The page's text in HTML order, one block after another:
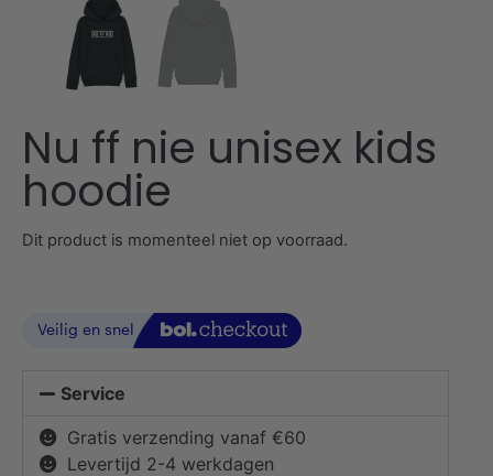
Nu ff nie unisex kids
hoodie
Dit product is momenteel niet op voorraad.
Service
Gratis verzending vanaf €60
Levertijd 2-4 werkdagen